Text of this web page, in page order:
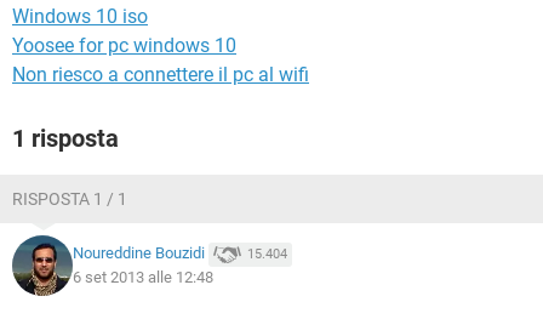
Windows 10 iso
Yoosee for pc windows 10
Non riesco a connettere il pc al wifi
1 risposta
RISPOSTA 1 / 1
Noureddine Bouzidi 15.404
6 set 2013 alle 12:48